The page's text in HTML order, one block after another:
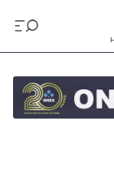
προς
το
περιεχόμενο
προς
κυρίως